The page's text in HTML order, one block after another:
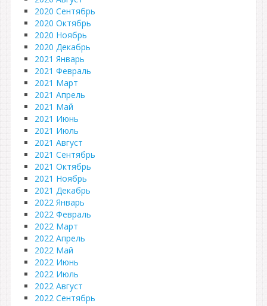
2020 Сентябрь
2020 Октябрь
2020 Ноябрь
2020 Декабрь
2021 Январь
2021 Февраль
2021 Март
2021 Апрель
2021 Май
2021 Июнь
2021 Июль
2021 Август
2021 Сентябрь
2021 Октябрь
2021 Ноябрь
2021 Декабрь
2022 Январь
2022 Февраль
2022 Март
2022 Апрель
2022 Май
2022 Июнь
2022 Июль
2022 Август
2022 Сентябрь